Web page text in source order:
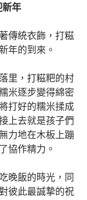
新年
傳統衣飾，打糍
年的到來。
里，打糍粑的村
米逐步變得綿密
打好的糯米揉成
上去就是孩子們
力地在木板上蹦
協作精力。
晚飯的時光，同
彼此最誠摯的祝